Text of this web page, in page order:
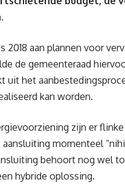
2018 aan plannen voor
de gemeenteraad
uit het
kan worden.
zijn er
momenteel
behoort nog wel
hybride oplossing.